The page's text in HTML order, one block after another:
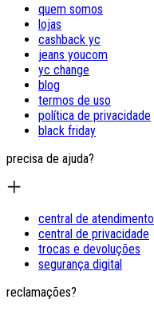
quem somos
lojas
cashback yc
jeans youcom
yc change
blog
termos de uso
política de privacidade
black friday
precisa de ajuda?
central de atendimento
central de privacidade
trocas e devoluções
segurança digital
reclamações?